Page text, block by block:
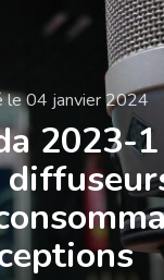
le 04 janvier 2024
2023-